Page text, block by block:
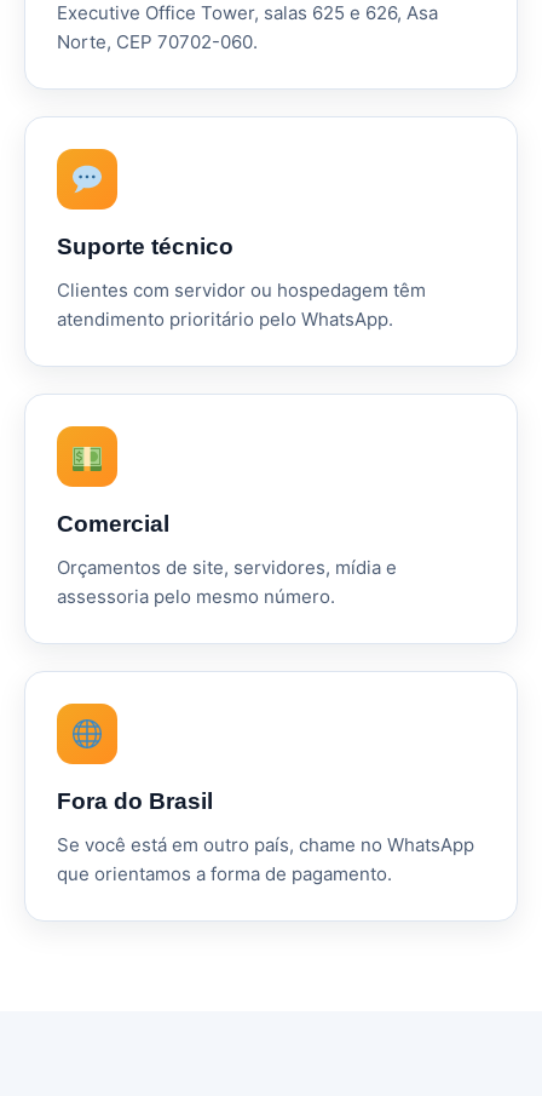
Executive Office Tower, salas 625 e 626, Asa
Norte, CEP 70702-060.
Suporte técnico
Clientes com servidor ou hospedagem têm
atendimento prioritário pelo WhatsApp.
Comercial
Orçamentos de site, servidores, mídia e
assessoria pelo mesmo número.
Fora do Brasil
Se você está em outro país, chame no WhatsApp
que orientamos a forma de pagamento.